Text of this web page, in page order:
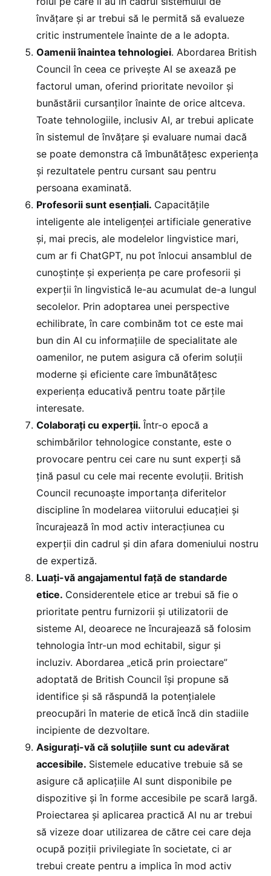
învățare și ar trebui să le permită să evalueze
critic instrumentele înainte de a le adopta.
Oamenii înaintea tehnologiei. Abordarea British
Council în ceea ce privește AI se axează pe
factorul uman, oferind prioritate nevoilor și
bunăstării cursanților înainte de orice altceva.
Toate tehnologiile, inclusiv AI, ar trebui aplicate
în sistemul de învățare și evaluare numai dacă
se poate demonstra că îmbunătățesc experiența
și rezultatele pentru cursant sau pentru
persoana examinată.
Profesorii sunt esențiali. Capacitățile
inteligente ale inteligenței artificiale generative
și, mai precis, ale modelelor lingvistice mari,
cum ar fi ChatGPT, nu pot înlocui ansamblul de
cunoștințe și experiența pe care profesorii și
experții în lingvistică le-au acumulat de-a lungul
secolelor. Prin adoptarea unei perspective
echilibrate, în care combinăm tot ce este mai
bun din AI cu informațiile de specialitate ale
oamenilor, ne putem asigura că oferim soluții
moderne și eficiente care îmbunătățesc
experiența educativă pentru toate părțile
interesate.
Colaborați cu experții. Într-o epocă a
schimbărilor tehnologice constante, este o
provocare pentru cei care nu sunt experți să
țină pasul cu cele mai recente evoluții. British
Council recunoaște importanța diferitelor
discipline în modelarea viitorului educației și
încurajează în mod activ interacțiunea cu
experții din cadrul și din afara domeniului nostru
de expertiză.
Luați-vă angajamentul față de standarde
etice. Considerentele etice ar trebui să fie o
prioritate pentru furnizorii și utilizatorii de
sisteme AI, deoarece ne încurajează să folosim
tehnologia într-un mod echitabil, sigur și
incluziv. Abordarea „etică prin proiectare”
adoptată de British Council își propune să
identifice și să răspundă la potențialele
preocupări în materie de etică încă din stadiile
incipiente de dezvoltare.
Asigurați-vă că soluțiile sunt cu adevărat
accesibile. Sistemele educative trebuie să se
asigure că aplicațiile AI sunt disponibile pe
dispozitive și în forme accesibile pe scară largă.
Proiectarea și aplicarea practică AI nu ar trebui
să vizeze doar utilizarea de către cei care deja
ocupă poziții privilegiate în societate, ci ar
trebui create pentru a implica în mod activ